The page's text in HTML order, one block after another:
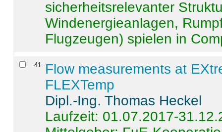
sicherheitsrelevanter
Windenergieanlagen,
Flugzeugen) spielen in
41. Flow measurements at
FLEXTemp
Dipl.-Ing. Thomas Heckel
Laufzeit: 01.07.2017-